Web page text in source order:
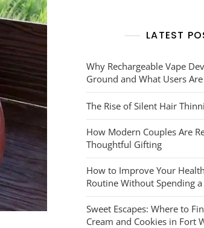
LATEST
Why Rechargeable Vape
Ground and What Users
The Rise of Silent Hair
How Modern Couples Are
Thoughtful Gifting
How to Improve Your
Routine Without Spending
Sweet Escapes: Where to
Cream and Cookies in Fort